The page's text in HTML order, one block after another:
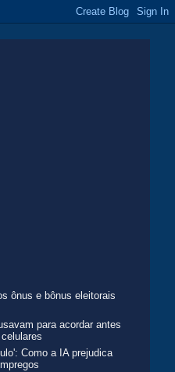
ônus e bônus eleitorais
para acordar antes
Como a IA prejudica